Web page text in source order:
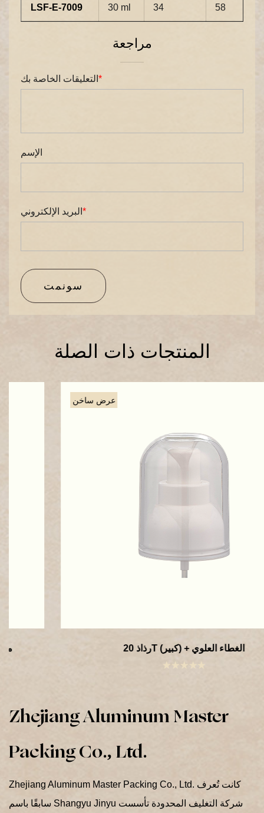
LSF-E-7009 30 ml 34 58
مراجعة
التعليقات الخاصة بك *
الإسم
البريد الإلكتروني *
سونمت
المنتجات ذات الصلة
رذاذ 20T (كبير) + الغطاء العلوي
Zhejiang Aluminum Master
Packing Co., Ltd.
Zhejiang Aluminum Master Packing Co., Ltd. كانت تُعرف
سابقًا باسم Shangyu Jinyu شركة التغليف المحدودة تأسست